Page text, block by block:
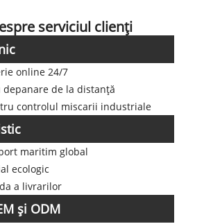
serviciul clienți
online 24/7
de la distanță
controlul miscarii industriale
maritim global
ecologic
a livrarilor
și ODM